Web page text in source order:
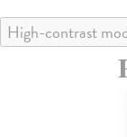
High-contrast